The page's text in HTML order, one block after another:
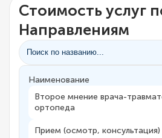
Стоимость услуг
Направлениям
Наименование
Второе мнение врача-
ортопеда
Прием (осмотр, консультация)